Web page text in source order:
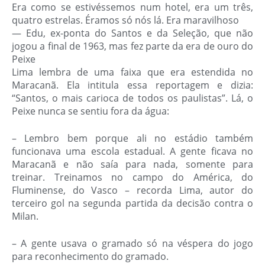
Era como se estivéssemos num hotel, era um três,
quatro estrelas. Éramos só nós lá. Era maravilhoso
— Edu, ex-ponta do Santos e da Seleção, que não
jogou a final de 1963, mas fez parte da era de ouro do
Peixe
Lima lembra de uma faixa que era estendida no
Maracanã. Ela intitula essa reportagem e dizia:
“Santos, o mais carioca de todos os paulistas”. Lá, o
Peixe nunca se sentiu fora da água:
– Lembro bem porque ali no estádio também
funcionava uma escola estadual. A gente ficava no
Maracanã e não saía para nada, somente para
treinar. Treinamos no campo do América, do
Fluminense, do Vasco – recorda Lima, autor do
terceiro gol na segunda partida da decisão contra o
Milan.
– A gente usava o gramado só na véspera do jogo
para reconhecimento do gramado.